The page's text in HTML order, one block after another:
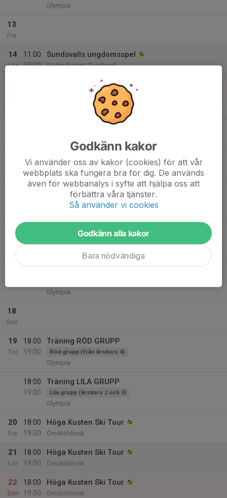
Olympia
13
Fre
14
Lör
11:00
15:00
Sundsvalls ungdomsspel
Södra Berget, Sundsvall
Sundsvalls ungdomsspel
Södra Berget, Sundsvall
v.12
18:00
18:45
SKIDKUL Skidkul (5-6 år)
Olympia
18:00
Träning BLÅ GRUPP
Blå grupp (förskoleklass och årskurs 1)
Träning LILA GRUPP
Olympia
18
Ons
19
Tor
18:00
19:00
Träning RÖD GRUPP
Röd grupp (från årskurs 4)
Olympia
18:00
19:00
Träning LILA GRUPP
Lila grupp (årskurs 2 och 3)
Olympia
20
Fre
18:00
19:00
Höga Kusten Ski Tour
Örnsköldsvik
21
Lör
18:00
19:00
Höga Kusten Ski Tour
Örnsköldsvik
22
Sön
18:00
19:00
Höga Kusten Ski Tour
Örnsköldsvik
Godkänn kakor
Vi använder oss av kakor (cookies) för att vår
webbplats ska fungera bra för dig. De används
även för webbanalys i syfte att hjälpa oss att
förbättra våra tjänster.
Så använder vi cookies
Godkänn alla kakor
Bara nödvändiga